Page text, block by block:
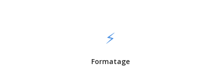
⚡
Formatage